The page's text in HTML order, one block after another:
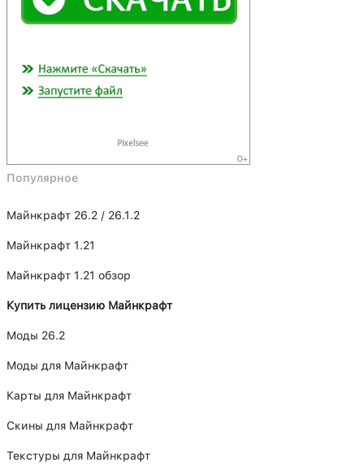
Популярное
Майнкрафт 26.2 / 26.1.2
Майнкрафт 1.21
Майнкрафт 1.21 обзор
Купить лицензию Майнкрафт
Моды 26.2
Моды для Майнкрафт
Карты для Майнкрафт
Скины для Майнкрафт
Текстуры для Майнкрафт